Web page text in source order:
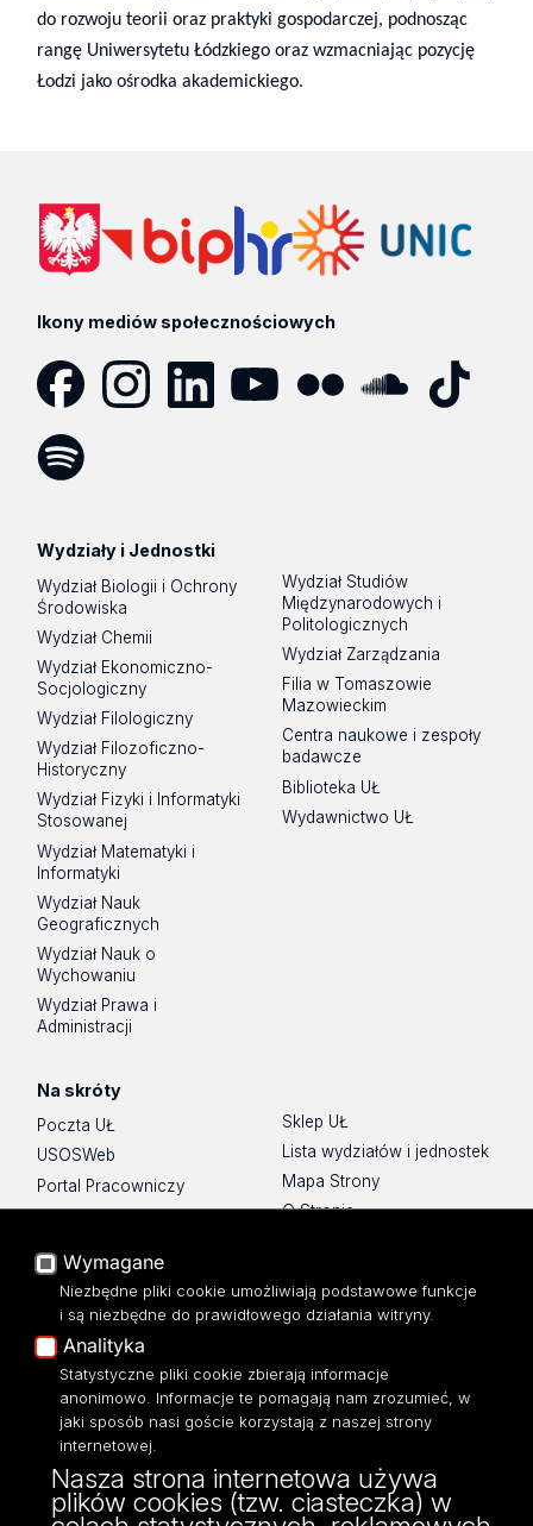
do rozwoju teorii oraz praktyki gospodarczej, podnosząc
rangę Uniwersytetu Łódzkiego oraz wzmacniając pozycję
Łodzi jako ośrodka akademickiego.
Ikony mediów społecznościowych
Wydziały i Jednostki
Wydział Biologii i Ochrony
Środowiska
Wydział Chemii
Wydział Ekonomiczno-
Socjologiczny
Wydział Filologiczny
Wydział Filozoficzno-
Historyczny
Wydział Fizyki i Informatyki
Stosowanej
Wydział Matematyki i
Informatyki
Wydział Nauk
Geograficznych
Wydział Nauk o
Wychowaniu
Wydział Prawa i
Administracji
Wydział Studiów
Międzynarodowych i
Politologicznych
Wydział Zarządzania
Filia w Tomaszowie
Mazowieckim
Centra naukowe i zespoły
badawcze
Biblioteka UŁ
Wydawnictwo UŁ
Na skróty
Poczta UŁ
USOSWeb
Portal Pracowniczy
Baza Aktów Własnych
Moodle
Eksperci UŁ
Polityka Prywatności
Dostępność
Sklep UŁ
Lista wydziałów i jednostek
Mapa Strony
O Stronie
ul. Narutowicza 68, 90-136 Łódź
NIP: 724 000 32 43
Wymagane
Niezbędne pliki cookie umożliwiają podstawowe funkcje
i są niezbędne do prawidłowego działania witryny.
Analityka
Statystyczne pliki cookie zbierają informacje
anonimowo. Informacje te pomagają nam zrozumieć, w
jaki sposób nasi goście korzystają z naszej strony
internetowej.
Nasza strona internetowa używa
plików cookies (tzw. ciasteczka) w